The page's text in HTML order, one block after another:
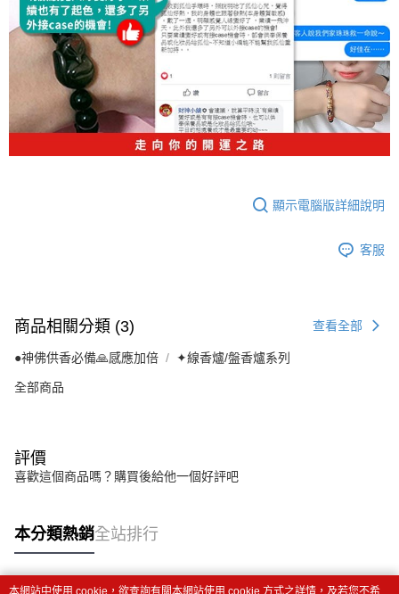
顯示電腦版詳細說明
客服
商品相關分類 (3) 查看全部
●神佛供香必備🙏感應加倍 ✦線香爐/盤香爐系列
全部商品
評價
喜歡這個商品嗎？購買後給他一個好評吧
本分類熱銷全站排行
本網站中使用 cookie，欲查詢有關本網站使用 cookie 方式之詳情，及若您不希